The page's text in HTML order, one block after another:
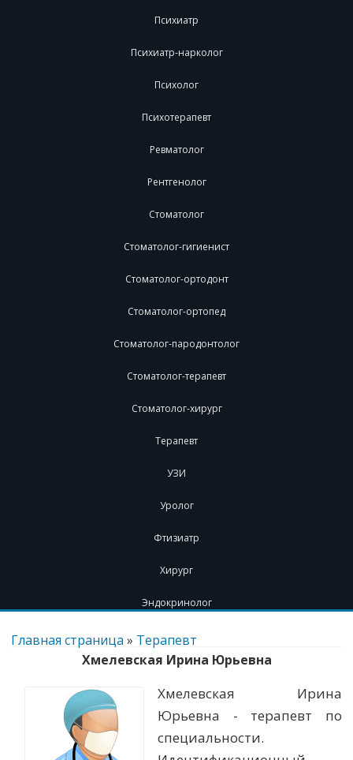
Психиатр
Психиатр-нарколог
Психолог
Психотерапевт
Ревматолог
Рентгенолог
Стоматолог
Стоматолог-гигиенист
Стоматолог-ортодонт
Стоматолог-ортопед
Стоматолог-пародонтолог
Стоматолог-терапевт
Стоматолог-хирург
Терапевт
УЗИ
Уролог
Фтизиатр
Хирург
Эндокринолог
Перейти
содержимому
Главная страница » Терапевт
Хмелевская Ирина Юрьевна
Хмелевская Ирина
Юрьевна - терапевт по
специальности.